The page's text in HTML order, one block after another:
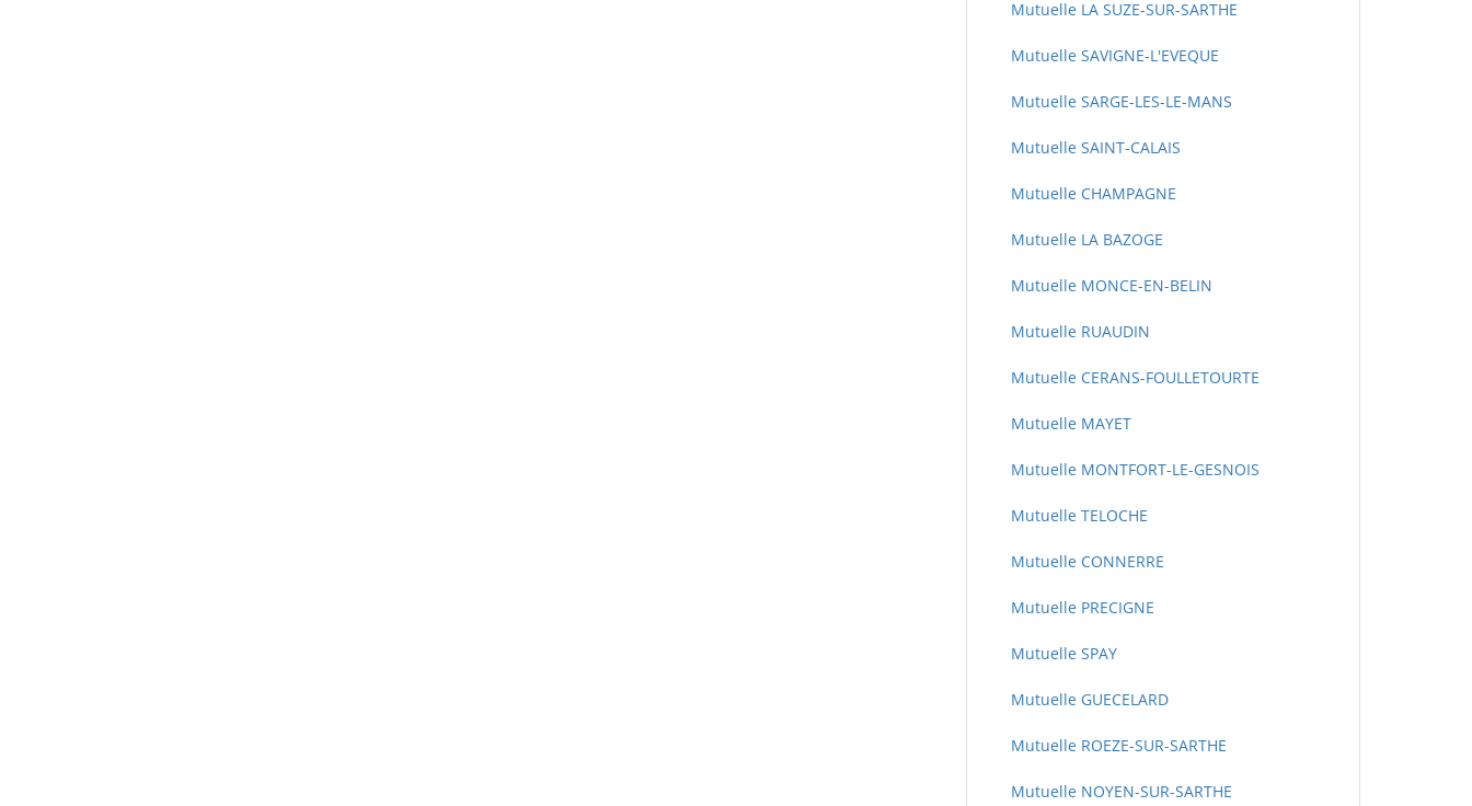
Mutuelle LA SUZE-SUR-SARTHE
Mutuelle SAVIGNE-L'EVEQUE
Mutuelle SARGE-LES-LE-MANS
Mutuelle SAINT-CALAIS
Mutuelle CHAMPAGNE
Mutuelle LA BAZOGE
Mutuelle MONCE-EN-BELIN
Mutuelle RUAUDIN
Mutuelle CERANS-FOULLETOURTE
Mutuelle MAYET
Mutuelle MONTFORT-LE-GESNOIS
Mutuelle TELOCHE
Mutuelle CONNERRE
Mutuelle PRECIGNE
Mutuelle SPAY
Mutuelle GUECELARD
Mutuelle ROEZE-SUR-SARTHE
Mutuelle NOYEN-SUR-SARTHE